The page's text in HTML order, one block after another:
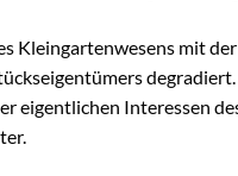
Kleingartenwesens mit
eigentlichen Interessen